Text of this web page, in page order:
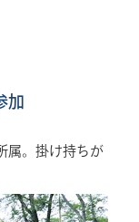
加
属。掛け持ちが